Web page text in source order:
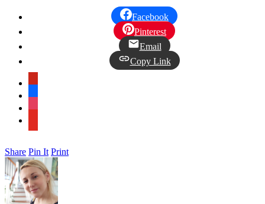
Facebook
Pinterest
Email
Copy Link
Share Pin It Print